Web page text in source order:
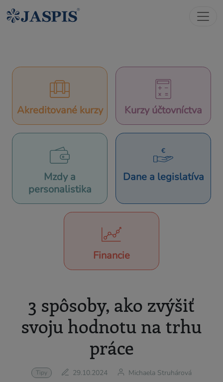
Akreditované kurzy Kurzy účtovníctva
Mzdy a
personalistika
Dane a legislatíva
Financie
3 spôsoby, ako zvýšiť
svoju hodnotu na trhu
práce
Tipy 29.10.2024 Michaela Struhárová